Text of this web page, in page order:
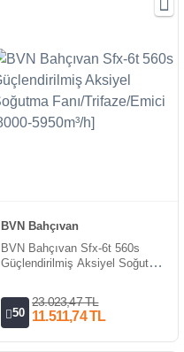
BVN Bahçıvan
BVN Bahçıvan Sfx-6t 560s
Güçlendirilmiş Aksiyel Soğutma
50
23.023,47 TL
11.511,74 TL